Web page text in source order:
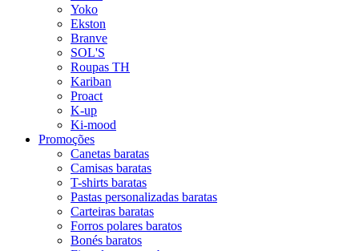
Yoko
Ekston
Branve
SOL'S
Roupas TH
Kariban
Proact
K-up
Ki-mood
Promoções
Canetas baratas
Camisas baratas
T-shirts baratas
Pastas personalizadas baratas
Carteiras baratas
Forros polares baratos
Bonés baratos